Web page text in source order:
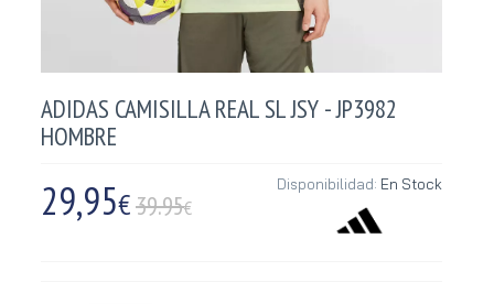
ADIDAS CAMISILLA REAL SL JSY - JP3982
HOMBRE
29,95€39.95€
Disponibilidad: En Stock